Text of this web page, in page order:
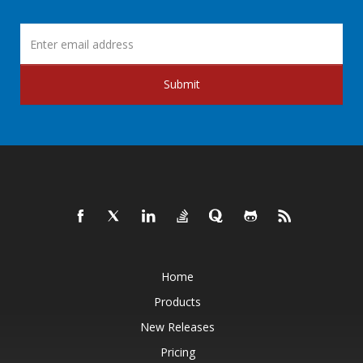
Submit
Home
Products
New Releases
Pricing